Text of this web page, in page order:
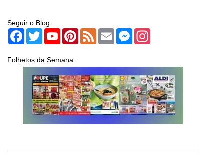
Seguir o Blog:
Facebook
TwitterYouTubePinterest
Feed Email Messenger
Folhetos da Semana: